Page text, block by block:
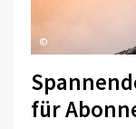
©
für